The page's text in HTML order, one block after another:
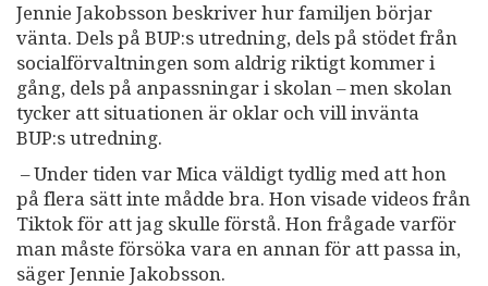
Jennie Jakobsson beskriver hur familjen börjar
vänta. Dels på BUP:s utredning, dels på stödet från
socialförvaltningen som aldrig riktigt kommer i
gång, dels på anpassningar i skolan – men skolan
tycker att situationen är oklar och vill invänta
BUP:s utredning.
– Under tiden var Mica väldigt tydlig med att hon
på flera sätt inte mådde bra. Hon visade videos från
Tiktok för att jag skulle förstå. Hon frågade varför
man måste försöka vara en annan för att passa in,
säger Jennie Jakobsson.